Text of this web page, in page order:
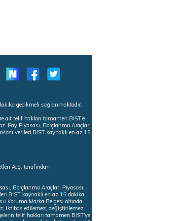
gecikmeli sağlanmaktadır.
ait telif hakları tamamen BIST'e
Pay Piyasası, Borçlanma Araçları
verileri BIST kaynaklı en az 15
A.Ş. tarafından
Borçlanma Araçları Piyasası,
BIST kaynaklı en az 15 dakika
Koruma Marka Belgesi altında
iktibas edilemez, değiştirilemez.
telif hakları tamamen BIST'ye